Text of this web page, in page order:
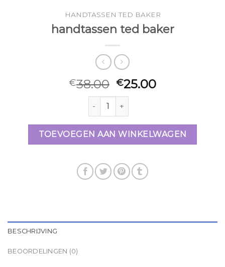
HANDTASSEN TED BAKER
handtassen ted baker
€38.00 €25.00
handtassen ted baker aantal
TOEVOEGEN AAN WINKELWAGEN
BESCHRIJVING
BEOORDELINGEN (0)